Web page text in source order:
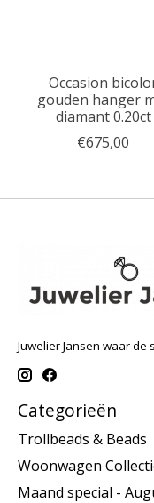
Occasion
gouden hanger
diamant 0.20ct
€675,00
Juwelier Jansen waar
Categorieën
Trollbeads & Beads
Woonwagen
Maand special -